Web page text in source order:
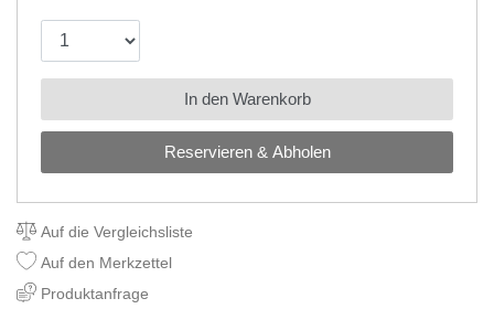
Reservieren & Abholen
In den Warenkorb
Auf die Vergleichsliste
Auf den Merkzettel
Produktanfrage